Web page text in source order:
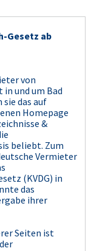
Gesetz ab
von
und um Bad
das auf
Homepage
&
beliebt. Zum
Vermieter
(KVDG) in
das
ihrer
Seiten ist